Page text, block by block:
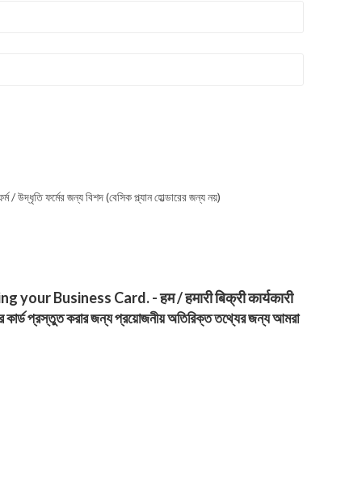
ফর্মের জন্য বিশদ (বেসিক প্ল্যান হোল্ডারের জন্য নয়)
Business Card. - हम / हमारी बिक्री कार्यकारी
প্রস্তুত করার জন্য প্রয়োজনীয় অতিরিক্ত তথ্যের জন্য আমরা